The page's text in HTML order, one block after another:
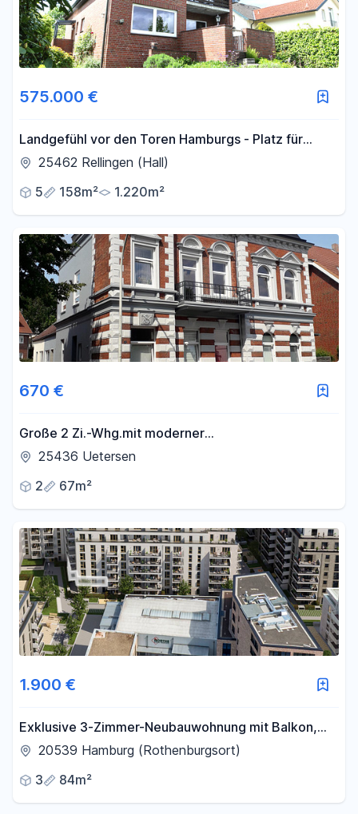
575.000 €
Landgefühl vor den Toren Hamburgs - Platz für
Mensch & Tier/ Mehrgenerationenhaus
25462 Rellingen (Hall)
5
158m² 1.220m²
670 €
Große 2 Zi.-Whg.mit moderner
Einbauküche,Wintergarten,eigener Eingang,KFZ
25436 Uetersen
2
67m²
1.900 €
Exklusive 3-Zimmer-Neubauwohnung mit Balkon,
EBK & Tiefgarage in Hamburg-Rothenburgsort
20539 Hamburg (Rothenburgsort)
3
84m²